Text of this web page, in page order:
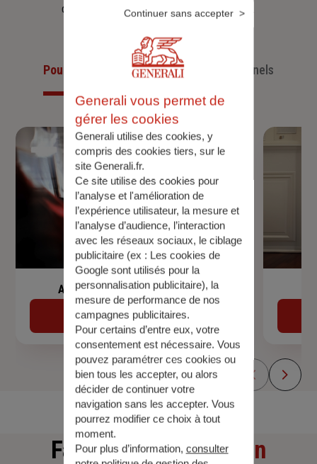
d’aujourd’hui et anticiper ceux de demain.
Pour les particuliersPour les professionnels
Assurance de prêt immobilier
Découvrir
Faitesune simulation
Generali vous permet de
gérer les cookies
Generali utilise des cookies, y
compris des cookies tiers, sur le
site Generali.fr.
Ce site utilise des cookies pour
l’analyse et l'amélioration de
l’expérience utilisateur, la mesure et
l’analyse d’audience, l’interaction
avec les réseaux sociaux, le ciblage
publicitaire (ex : Les cookies de
Google sont utilisés pour la
personnalisation publicitaire), la
mesure de performance de nos
campagnes publicitaires.
Pour certains d’entre eux, votre
consentement est nécessaire. Vous
pouvez paramétrer ces cookies ou
bien tous les accepter, ou alors
décider de continuer votre
navigation sans les accepter. Vous
pourrez modifier ce choix à tout
moment.
Pour plus d’information, consulter
Continuer sans accepter